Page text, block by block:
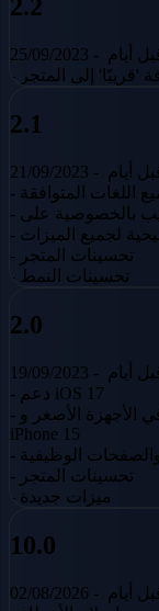
2.2
25/09/2023 - أيام
'قريبًا' إلى المتجر
2.1
21/09/2023 - أيام
اللغات المتوافقة
لجميع الميزات
- تحسينات المتجر
- تحسينات النمط
2.0
19/09/2023 - أيام
- دعم iOS 17
- الآن تتناسب كبسولة لقطة الشاشة مع الشق في الأجهزة الأصغر و
iPhone 15
الوظيفية
- تحسينات المتجر
- ميزات جديدة
10.0
02/08/2026 - أيام